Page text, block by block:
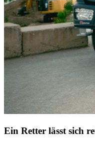
Ein Retter lässt sich